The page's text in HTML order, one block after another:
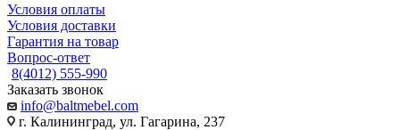
Условия оплаты
Условия доставки
Гарантия на товар
Вопрос-ответ
8(4012) 555-990
Заказать звонок
info@baltmebel.com
г. Калининград, ул. Гагарина, 237